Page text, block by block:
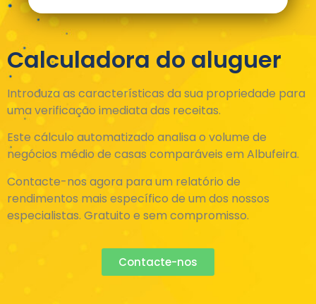
Calculadora do aluguer
Introduza as características da sua propriedade para
uma verificação imediata das receitas.
Este cálculo automatizado analisa o volume de
negócios médio de casas comparáveis em Albufeira.
Contacte-nos agora para um relatório de
rendimentos mais específico de um dos nossos
especialistas. Gratuito e sem compromisso.
Contacte-nos